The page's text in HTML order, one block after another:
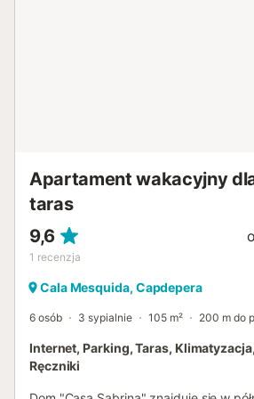
Apartament wakacyjny
taras
9,6
1 recenzja
Cala Mesquida, Capdepera
6 osób 3 sypialnie 105 m² 200 m do
Internet, Parking, Taras,
Ręczniki